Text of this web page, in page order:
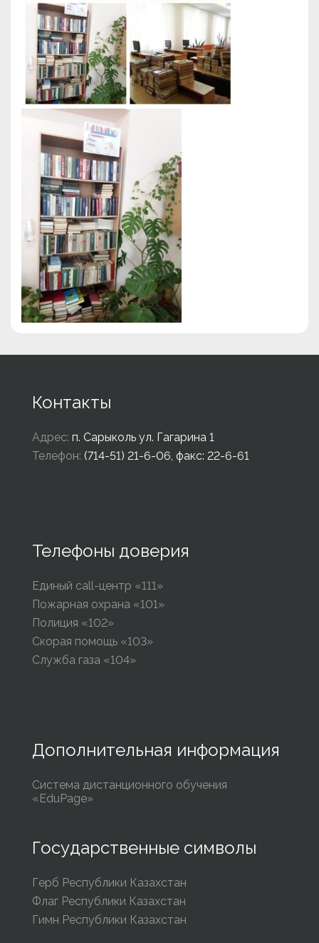
Контакты
Адрес: п. Сарыколь ул. Гагарина 1
Телефон: (714-51) 21-6-06, факс: 22-6-61
Телефоны доверия
Единый call-центр «111»
Пожарная охрана «101»
Полиция «102»
Скорая помощь «103»
Служба газа «104»
Дополнительная информация
Система дистанционного обучения
«EduPage»
Государственные символы
Герб Республики Казахстан
Флаг Республики Казахстан
Гимн Республики Казахстан